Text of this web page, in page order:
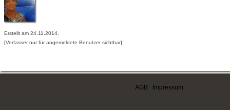
Erstellt am 24.11.2014,
[Verfasser nur für angemeldete Benutzer sichtbar]
AGB Impressum